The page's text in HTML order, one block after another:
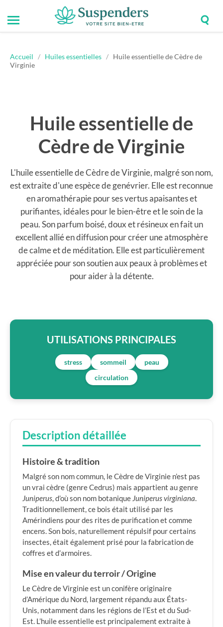
Suspenders
Toggle
mobile
Accueil / Huiles essentielles / Huile essentielle de Cèdre de
Virginie
Huile essentielle de
Cèdre de Virginie
L'huile essentielle de Cèdre de Virginie, malgré son nom,
est extraite d'une espèce de genévrier. Elle est reconnue
en aromathérapie pour ses vertus apaisantes et
purifiantes, idéales pour le bien-être et le soin de la
peau. Son parfum boisé, doux et résineux en fait un
excellent allié en diffusion pour créer une atmosphère
de calme et de méditation. Elle est particulièrement
appréciée pour son soutien aux peaux à problèmes et
pour aider à la détente.
UTILISATIONS PRINCIPALES
stress sommeil
peau
circulation
Description détaillée
Histoire & tradition
Malgré son nom commun, le Cèdre de Virginie n’est pas
un vrai cèdre (genre Cedrus) mais appartient au genre
Juniperus, d’où son nom botanique Juniperus virginiana.
Traditionnellement, ce bois était utilisé par les
Amérindiens pour des rites de purification et comme
encens. Son bois, naturellement répulsif pour certains
insectes, était également prisé pour la fabrication de
coffres et d’armoires.
Mise en valeur du terroir / Origine
Le Cèdre de Virginie est un conifère originaire
d’Amérique du Nord, largement répandu aux États-
Unis, notamment dans les régions de l’Est et du Sud-
Est. L’huile essentielle est principalement extraite à